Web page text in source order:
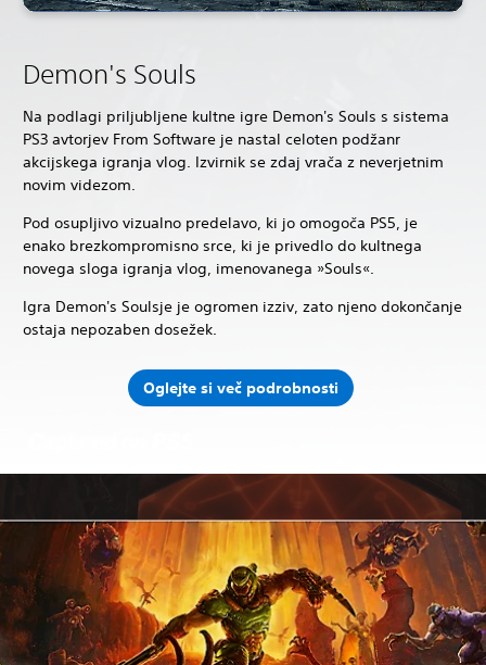
Demon's Souls
Na podlagi priljubljene kultne igre Demon's Souls s sistema
PS3 avtorjev From Software je nastal celoten podžanr
akcijskega igranja vlog. Izvirnik se zdaj vrača z neverjetnim
novim videzom.
Pod osupljivo vizualno predelavo, ki jo omogoča PS5, je
enako brezkompromisno srce, ki je privedlo do kultnega
novega sloga igranja vlog, imenovanega »Souls«.
Igra Demon's Soulsje je ogromen izziv, zato njeno dokončanje
ostaja nepozaben dosežek.
Oglejte si več podrobnosti